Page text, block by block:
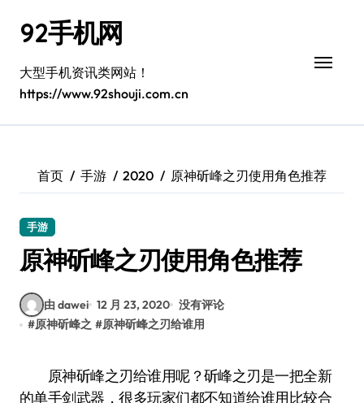
92手机网
大型手机资讯类网站！
https://www.92shouji.com.cn
首页 手游 2020 原神斫峰之刃使用角色推荐
手游
原神斫峰之刃使用角色推荐
由 dawei 12 月 23, 2020 没有评论
#原神斫峰之 #原神斫峰之刃给谁用
原神斫峰之刃给谁用呢？斫峰之刃是一把全新
的单手剑武器，很多玩家们都不知道给谁用比较合